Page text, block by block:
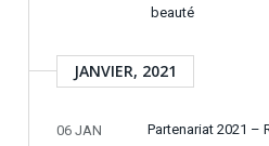
beauté
JANVIER, 2021
06 JAN Partenariat 2021 –